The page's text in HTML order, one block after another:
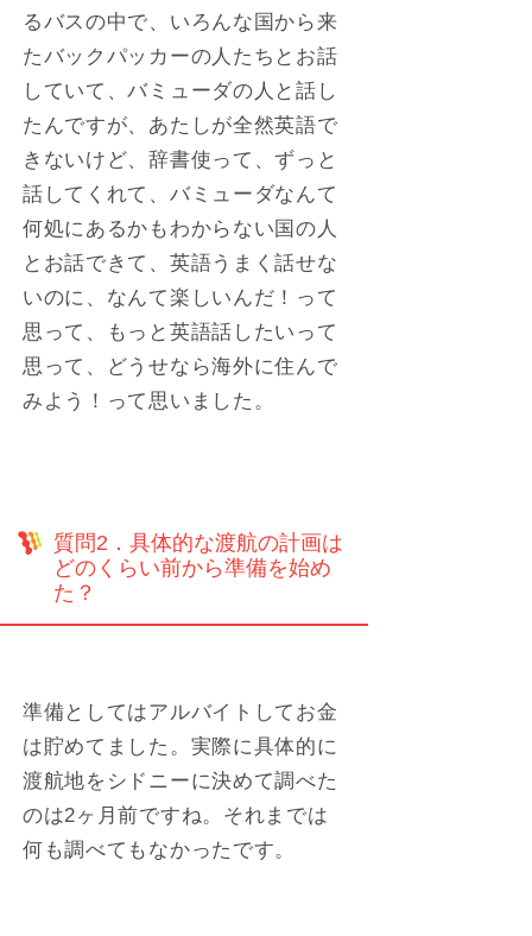
るバスの中で、いろんな国から来
たバックパッカーの人たちとお話
していて、バミューダの人と話し
たんですが、あたしが全然英語で
きないけど、辞書使って、ずっと
話してくれて、バミューダなんて
何処にあるかもわからない国の人
とお話できて、英語うまく話せな
いのに、なんて楽しいんだ！って
思って、もっと英語話したいって
思って、どうせなら海外に住んで
みよう！って思いました。
質問2．具体的な渡航の計画は
どのくらい前から準備を始め
た？
準備としてはアルバイトしてお金
は貯めてました。実際に具体的に
渡航地をシドニーに決めて調べた
のは2ヶ月前ですね。それまでは
何も調べてもなかったです。